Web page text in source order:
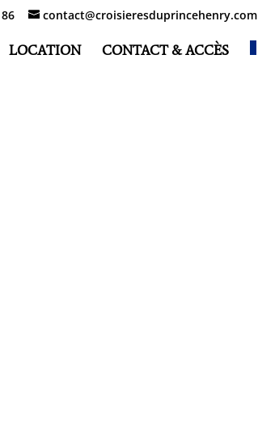
contact@croisieresduprincehenry.com
LOCATION CONTACT & ACCÈS